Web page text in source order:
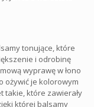
tonujące, które
i odrobinę
wyprawę w łono
ożywić je kolorowym
takie, które zawierały
której balsamy